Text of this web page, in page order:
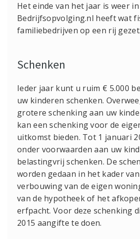
Het einde van het jaar is weer
Bedrijfsopvolging.nl heeft wat
familiebedrijven op een rij gezet.
Schenken
Ieder jaar kunt u ruim € 5.000
uw kinderen schenken.
grotere schenking aan uw
kan een schenking voor de
uitkomst bieden. Tot 1 januari
onder voorwaarden aan uw
belastingvrij schenken. De
worden gedaan in het kader
verbouwing van de eigen
van de hypotheek of het
erfpacht. Voor deze schenking
2015 aangifte te doen.